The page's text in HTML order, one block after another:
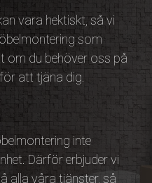
vara hektiskt, så vi
som
om du behöver oss på
att tjäna dig.
inte
Därför erbjuder vi
alla våra tjänster, så